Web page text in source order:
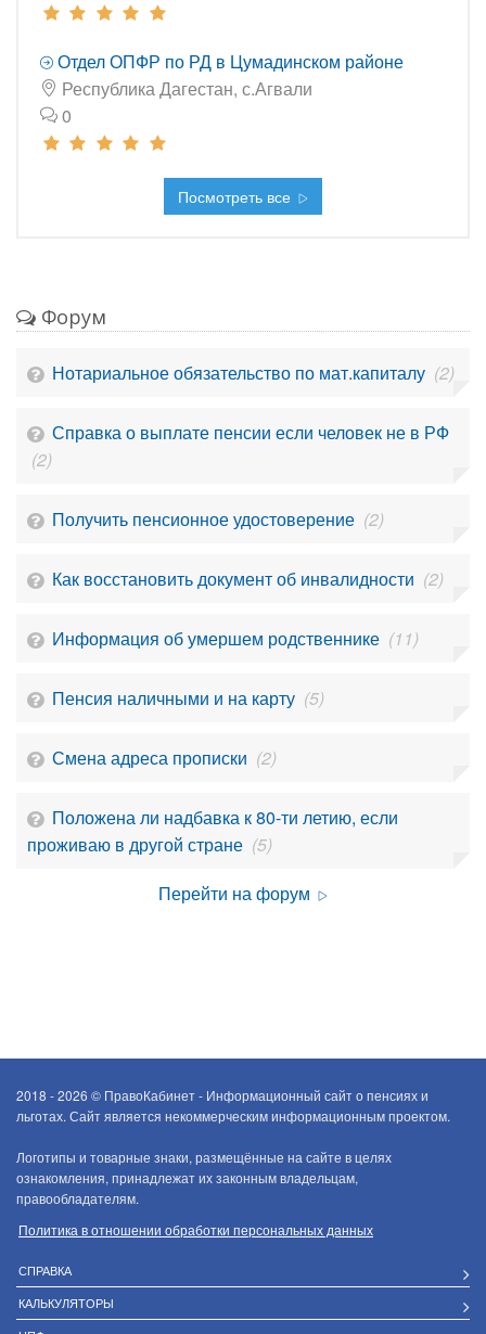
Отдел ОПФР по РД в Цумадинском районе
Республика Дагестан, с.Агвали
0
Посмотреть все
Форум
Нотариальное обязательство по мат.капиталу (2)
Справка о выплате пенсии если человек не в РФ
(2)
Получить пенсионное удостоверение (2)
Как восстановить документ об инвалидности (2)
Информация об умершем родственнике (11)
Пенсия наличными и на карту (5)
Смена адреса прописки (2)
Положена ли надбавка к 80-ти летию, если
проживаю в другой стране (5)
Перейти на форум
2018 - 2026 © ПравоКабинет - Информационный сайт о пенсиях и
льготах. Сайт является некоммерческим информационным проектом.
Логотипы и товарные знаки, размещённые на сайте в целях
ознакомления, принадлежат их законным владельцам,
правообладателям.
Политика в отношении обработки персональных данных
СПРАВКА
КАЛЬКУЛЯТОРЫ